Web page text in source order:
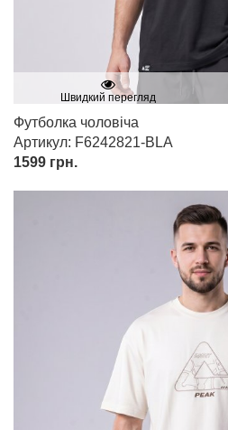
Швидкий перегляд
Футболка чоловіча
Артикул: F6242821-BLA
1599 грн.